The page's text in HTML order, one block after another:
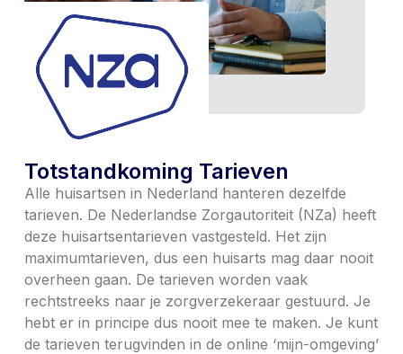
Totstandkoming Tarieven
Alle huisartsen in Nederland hanteren dezelfde
tarieven. De Nederlandse Zorgautoriteit (NZa) heeft
deze huisartsentarieven vastgesteld. Het zijn
maximumtarieven, dus een huisarts mag daar nooit
overheen gaan. De tarieven worden vaak
rechtstreeks naar je zorgverzekeraar gestuurd. Je
hebt er in principe dus nooit mee te maken. Je kunt
de tarieven terugvinden in de online ‘mijn-omgeving’